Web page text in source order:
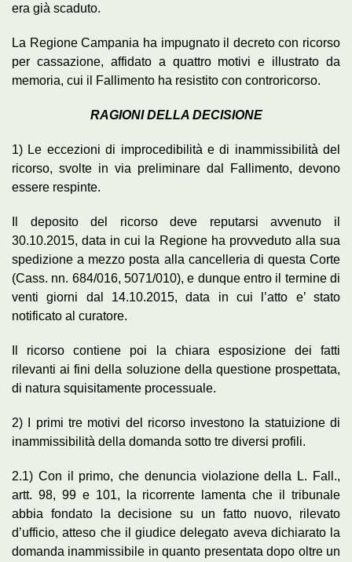
era già scaduto.
La Regione Campania ha impugnato il decreto con ricorso
per cassazione, affidato a quattro motivi e illustrato da
memoria, cui il Fallimento ha resistito con controricorso.
RAGIONI DELLA DECISIONE
1) Le eccezioni di improcedibilità e di inammissibilità del
ricorso, svolte in via preliminare dal Fallimento, devono
essere respinte.
Il deposito del ricorso deve reputarsi avvenuto il
30.10.2015, data in cui la Regione ha provveduto alla sua
spedizione a mezzo posta alla cancelleria di questa Corte
(Cass. nn. 684/016, 5071/010), e dunque entro il termine di
venti giorni dal 14.10.2015, data in cui l’atto e’ stato
notificato al curatore.
Il ricorso contiene poi la chiara esposizione dei fatti
rilevanti ai fini della soluzione della questione prospettata,
di natura squisitamente processuale.
2) I primi tre motivi del ricorso investono la statuizione di
inammissibilità della domanda sotto tre diversi profili.
2.1) Con il primo, che denuncia violazione della L. Fall.,
artt. 98, 99 e 101, la ricorrente lamenta che il tribunale
abbia fondato la decisione su un fatto nuovo, rilevato
d’ufficio, atteso che il giudice delegato aveva dichiarato la
domanda inammissibile in quanto presentata dopo oltre un